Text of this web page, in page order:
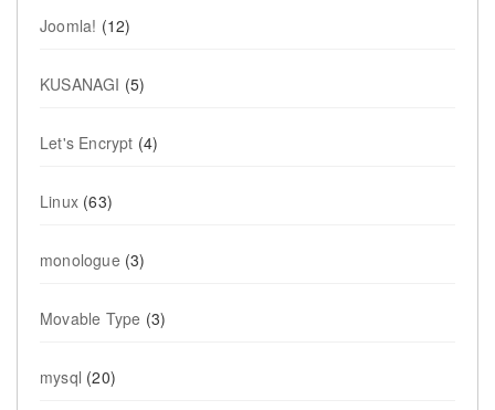
Joomla! (12)
KUSANAGI (5)
Let's Encrypt (4)
Linux (63)
monologue (3)
Movable Type (3)
mysql (20)